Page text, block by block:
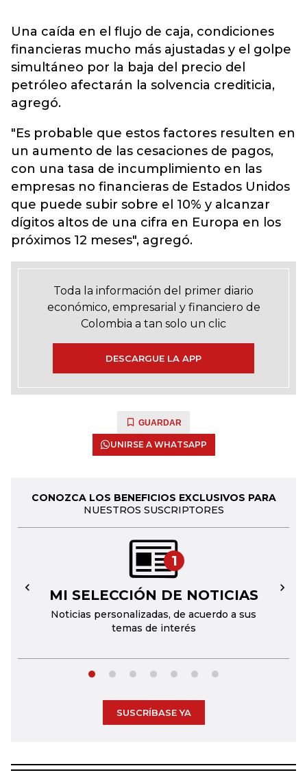
Una caída en el flujo de caja, condiciones
financieras mucho más ajustadas y el golpe
simultáneo por la baja del precio del
petróleo afectarán la solvencia crediticia,
agregó.
"Es probable que estos factores resulten en
un aumento de las cesaciones de pagos,
con una tasa de incumplimiento en las
empresas no financieras de Estados Unidos
que puede subir sobre el 10% y alcanzar
dígitos altos de una cifra en Europa en los
próximos 12 meses", agregó.
Toda la información del primer diario
económico, empresarial y financiero de
Colombia a tan solo un clic
DESCARGUE LA APP
GUARDAR
UNIRSE A WHATSAPP
CONOZCA LOS BENEFICIOS EXCLUSIVOS PARA
NUESTROS SUSCRIPTORES
1
MI SELECCIÓN DE NOTICIAS
Noticias personalizadas, de acuerdo a sus
temas de interés
← →
SUSCRÍBASE YA